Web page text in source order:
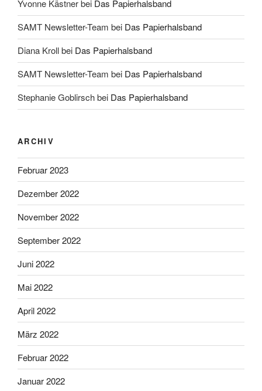
Yvonne Kästnerbei Das Papierhalsband
SAMT Newsletter-Team bei Das Papierhalsband
Diana Krollbei Das Papierhalsband
SAMT Newsletter-Team bei Das Papierhalsband
Stephanie Goblirschbei Das Papierhalsband
ARCHIV
Februar 2023
Dezember 2022
November 2022
September 2022
Juni 2022
Mai 2022
April 2022
März 2022
Februar 2022
Januar 2022